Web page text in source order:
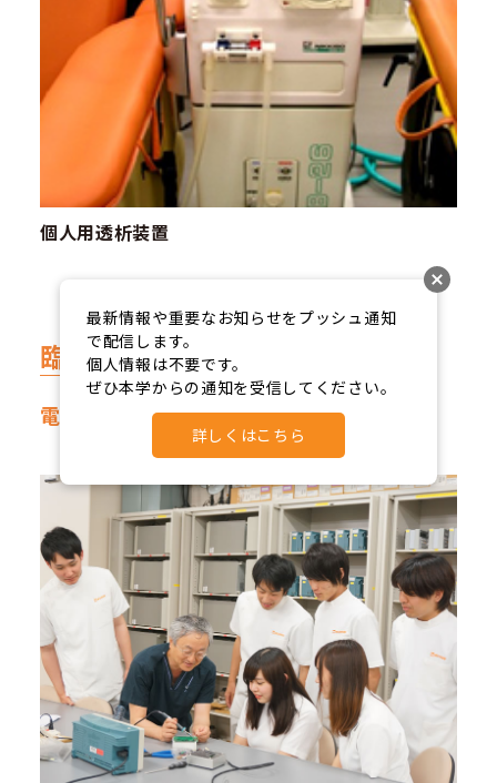
個人用透析装置
臨床工学棟 2階
電気電子実習室
最新情報や重要なお知らせをプッシュ通知
で配信します。
個人情報は不要です。
ぜひ本学からの通知を受信してください。
詳しくはこちら